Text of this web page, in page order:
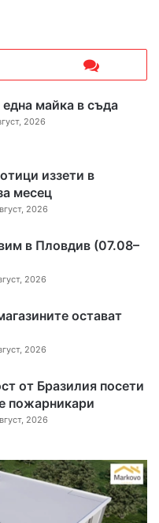
майка в съда
2026
иззети в
месец
2026
в Пловдив (07.08–
2026
остават
2026
от Бразилия посети
пожарникари
2026